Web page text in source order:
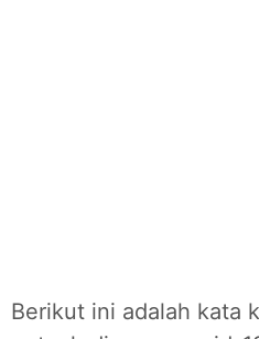
Berikut ini adalah kata